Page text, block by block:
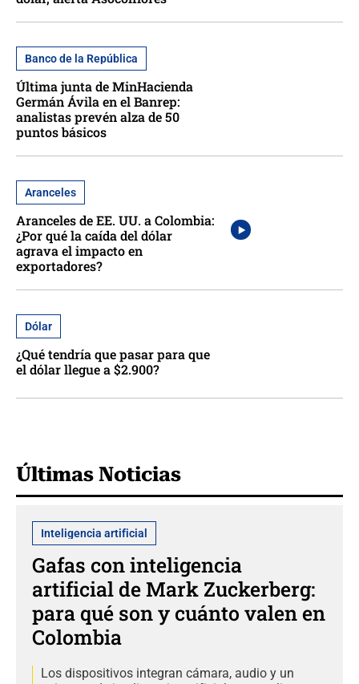
Banco de la República
Última junta de MinHacienda
Germán Ávila en el Banrep:
analistas prevén alza de 50
puntos básicos
Aranceles
Aranceles de EE. UU. a Colombia:
¿Por qué la caída del dólar
agrava el impacto en
exportadores?
Dólar
¿Qué tendría que pasar para que
el dólar llegue a $2.900?
Últimas Noticias
Inteligencia artificial
Gafas con inteligencia
artificial de Mark Zuckerberg:
para qué son y cuánto valen en
Colombia
Los dispositivos integran cámara, audio y un